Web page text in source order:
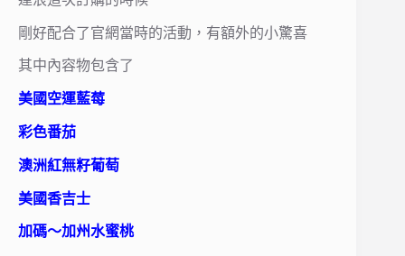
剛好配合了官網當時的活動，有額外的小驚喜
其中內容物包含了
美國空運藍莓
彩色番茄
澳洲紅無籽葡萄
美國香吉士
加碼～加州水蜜桃